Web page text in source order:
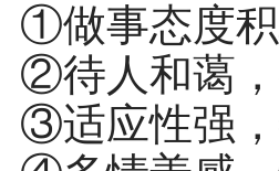
①做事态度
②待人和蔼
③适应性强